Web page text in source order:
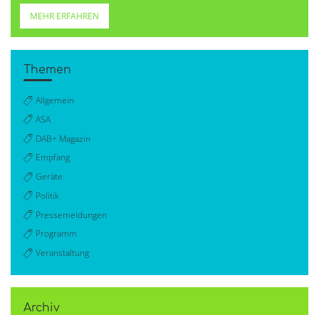
MEHR ERFAHREN
Themen
Allgemein
ASA
DAB+ Magazin
Empfang
Geräte
Politik
Pressemeldungen
Programm
Veranstaltung
Archiv